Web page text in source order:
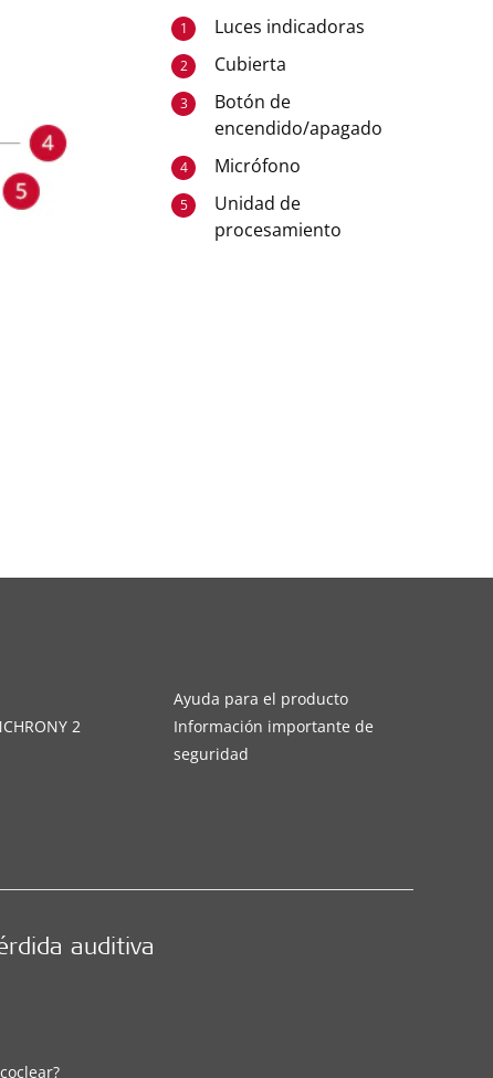
1 Luces indicadoras
2 Cubierta
3
Botón de
encendido/apagado
4 Micrófono
5
Unidad de
procesamiento
2
Ayuda para el producto
Información importante de
seguridad
auditiva